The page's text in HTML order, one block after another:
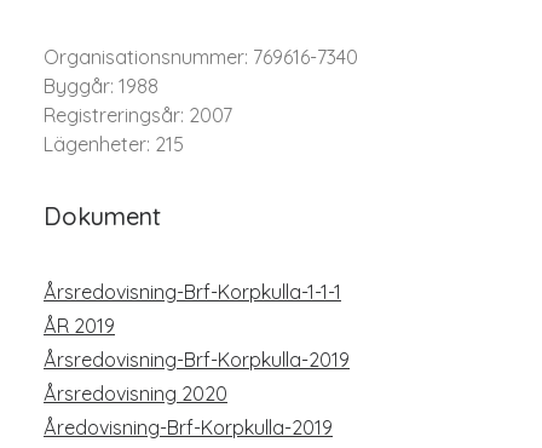
Organisationsnummer: 769616-7340
Byggår: 1988
Registreringsår: 2007
Lägenheter: 215
Dokument
Årsredovisning-Brf-Korpkulla-1-1-1
ÅR 2019
Årsredovisning-Brf-Korpkulla-2019
Årsredovisning 2020
Åredovisning-Brf-Korpkulla-2019